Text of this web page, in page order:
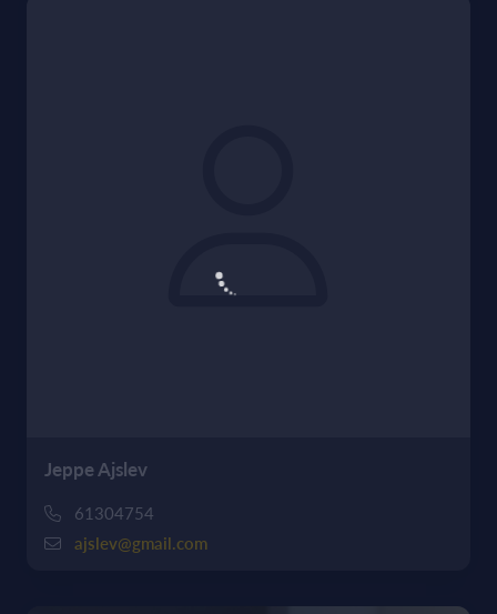
Jeppe Ajslev
61304754
ajslev@gmail.com